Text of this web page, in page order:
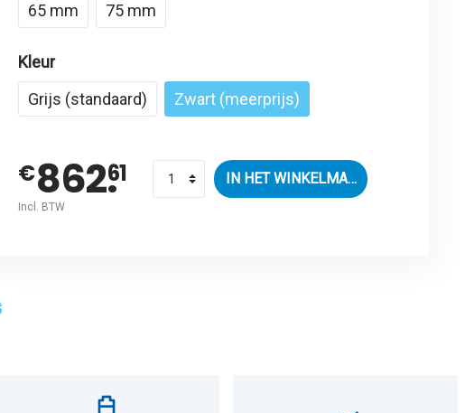
65 mm 75 mm
Kleur
Grijs (standaard)
Zwart (meerprijs)
€862.61
Incl. BTW
IN HET WINKELMANDJE